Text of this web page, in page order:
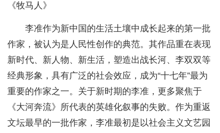
《牧马人》
李准作为新中国的生活土壤中成长起来的第一批
作家，被认为是人民性创作的典范。其作品重在表现
新时代、新人物、新生活，塑造出战长河、李双双等
经典形象，具有广泛的社会效应，成为“十七年”最为
重要的作家之一。关于新时期的李准，更多聚焦于
《大河奔流》所代表的英雄化叙事的失败。作为重返
文坛最早的一批作家，李准最初是以社会主义文艺园